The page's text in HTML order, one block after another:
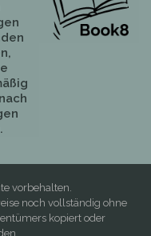
vorbehalten.
noch vollständig ohne
kopiert oder